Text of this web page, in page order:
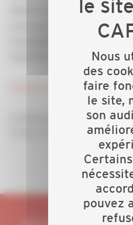
CNATP RHÔNE ET GRAND
rencontrer des experts :
comptable et/ou
répondre à l’ensemble de
pour connaitre
Contactez le service
Nous
des
faire
le site,
son
pouvez